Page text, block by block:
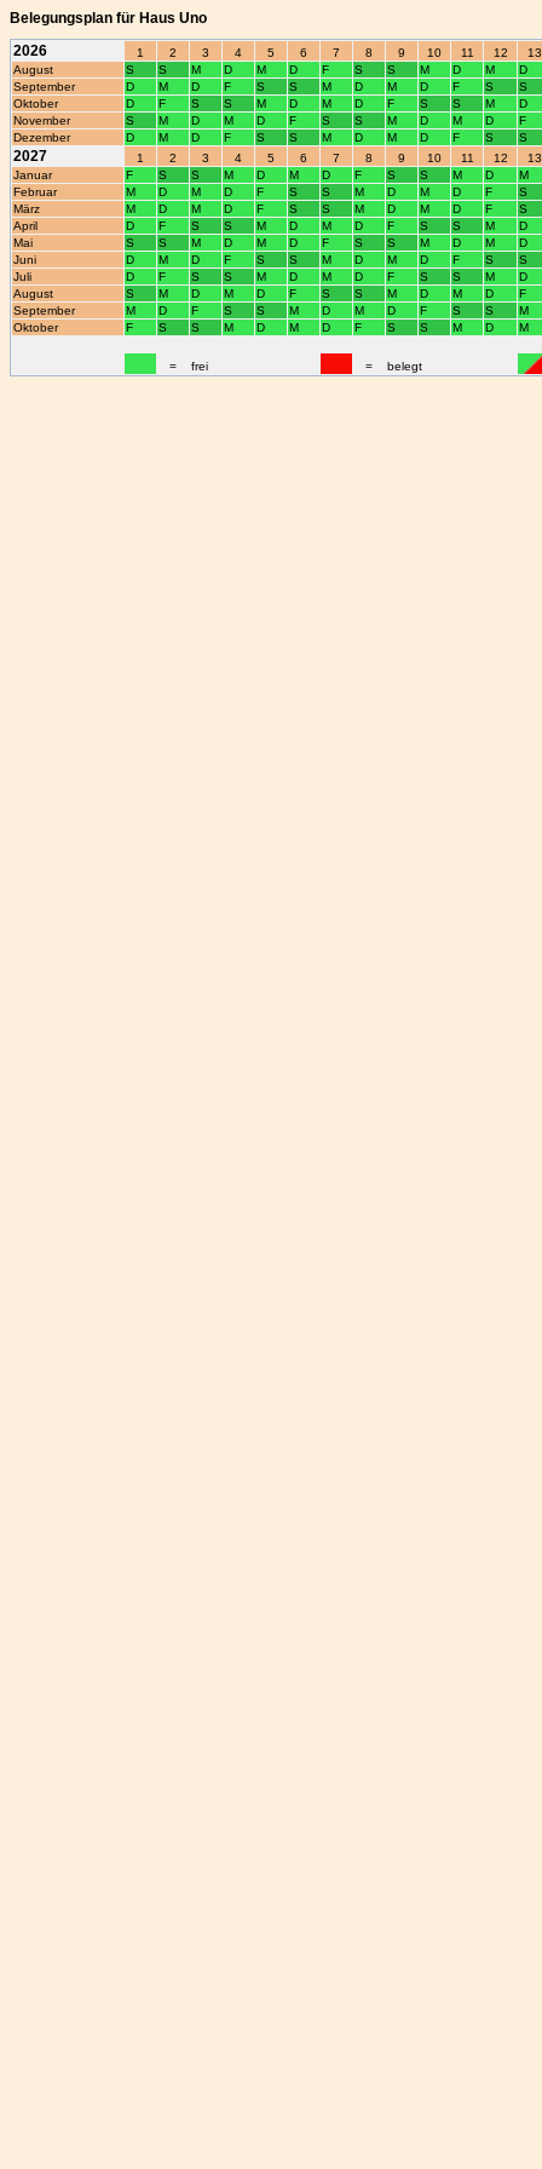
Belegungsplan für Haus Uno
2026
1 2 3 4 5 6 7 8 9 10 11 12
13
August
S S M D M D F S S M D M
D
September
D M D F S S M D M D F S
S
Oktober
D F S S M D M D F S S M
D
November
S M D M D F S S M D M D
F
Dezember
D M D F S S M D M D F S S
2027 1 2 3 4 5 6 7 8 9 10 11 12
13
Januar
F S S M D M D F S S M D
M
Februar
M D M D F S S M D M D F
S
März
M D M D F S S M D M D F
S
April
D F S S M D M D F S S M
D
Mai
S S M D M D F S S M D M
D
Juni
D M D F S S M D M D F S
S
Juli
D F S S M D M D F S S M
D
August
S M D M D F S S M D M D
F
September
M D F S S M D M D F S S
M
Oktober
F S S M D M D F S S M D M
= frei = belegt